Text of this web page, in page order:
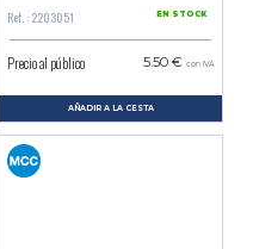
Ref. : 2203051 EN STOCK
Precio al público 5.50 € con IVA
AÑADIR A LA CESTA